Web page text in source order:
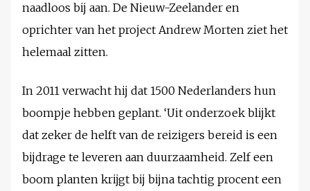
naadloos bij aan. De Nieuw-Zeelander en
oprichter van het project Andrew Morten ziet het
helemaal zitten.
In 2011 verwacht hij dat 1500 Nederlanders hun
boompje hebben geplant. ‘Uit onderzoek blijkt
dat zeker de helft van de reizigers bereid is een
bijdrage te leveren aan duurzaamheid. Zelf een
boom planten krijgt bij bijna tachtig procent een